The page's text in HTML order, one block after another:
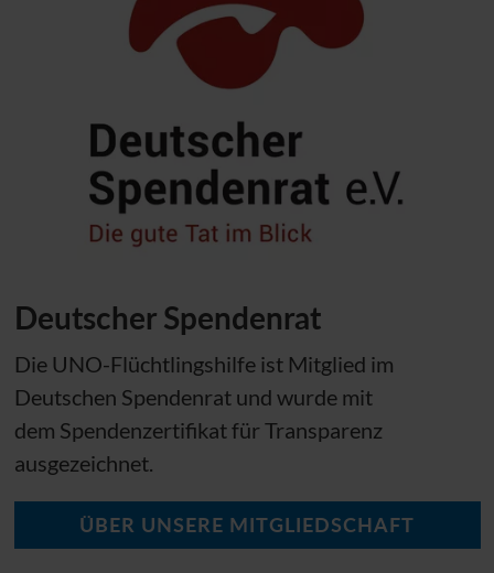
Deutscher Spendenrat
Die UNO-Flüchtlingshilfe ist Mitglied im
Deutschen Spendenrat und wurde mit
dem Spendenzertifikat für Transparenz
ausgezeichnet.
ÜBER UNSERE MITGLIEDSCHAFT